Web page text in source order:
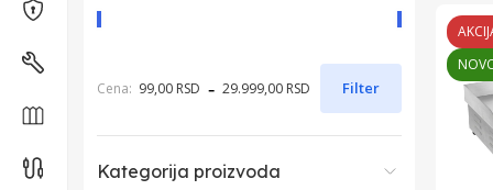
Cena: 99,00 RSD - 29.999,00 RSD Filter
Kategorija proizvoda